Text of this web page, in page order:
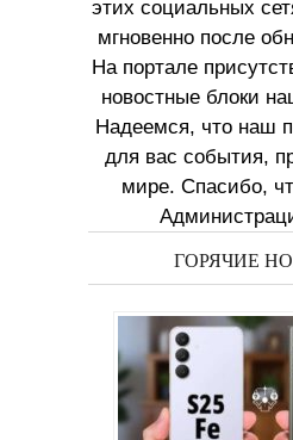
этих социальных
мгновенно после
На портале
новостные блоки
Надеемся, что наш
для вас события,
мире. Спасибо,
ГОРЯЧИЕ